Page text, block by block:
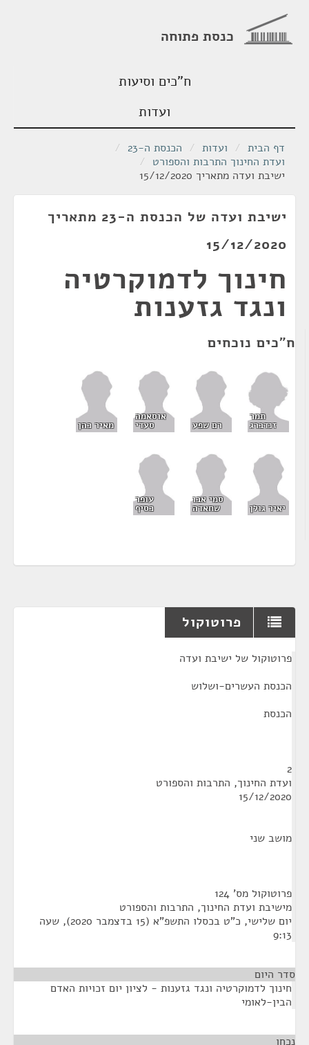
כנסת פתוחה
ח"כים וסיעות
ועדות
דף הבית / ועדות / הכנסת ה-23
/
ועדת החינוך התרבות והספורט /
ישיבת ועדה מתאריך 15/12/2020
ישיבת ועדה של הכנסת ה-23 מתאריך
15/12/2020
חינוך לדמוקרטיה
ונגד גזענות
ח"כים נוכחים
תמר
זנדברג רם שפע
אוסאמה
סעדי מאיר כהן
יאיר גולן
סמי אבו
שחאדה
עופר
כסיף
פרוטוקול
פרוטוקול של ישיבת ועדה
הכנסת העשרים-ושלוש
הכנסת
2
ועדת החינוך, התרבות והספורט
15/12/2020
מושב שני
פרוטוקול מס' 124
מישיבת ועדת החינוך, התרבות והספורט
יום שלישי, כ"ט בכסלו התשפ"א (15 בדצמבר 2020), שעה
9:13
סדר היום
חינוך לדמוקרטיה ונגד גזענות - לציון יום זכויות האדם
הבין-לאומי
נכחו